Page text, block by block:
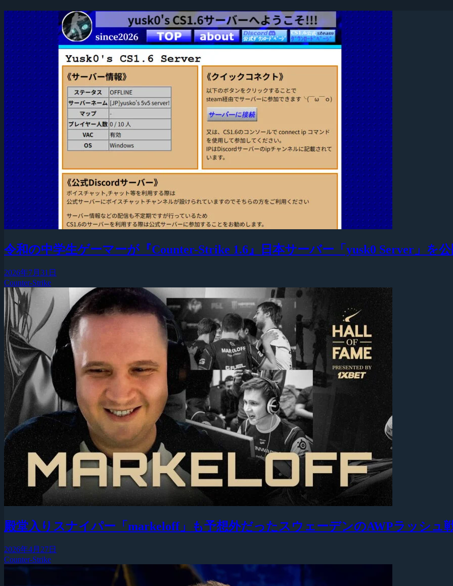
令和の中学生ゲーマーが『Counter-Strike 1.6』日本サーバー「yusk0 Server」を
2026年7月31日
Counter-Strike
殿堂入りスナイパー「markeloff」も予想外だったスウェーデンのAWPラッシュ
2026年4月27日
Counter-Strike